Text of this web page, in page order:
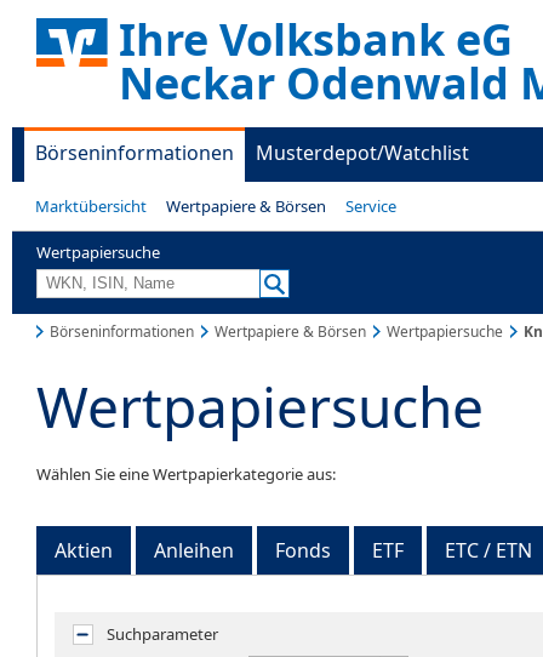
Ihre Volksbank eG
Neckar Odenwald
Börseninformationen Musterdepot/Watchlist
Marktübersicht Wertpapiere & Börsen Service
Wertpapiersuche
Börseninformationen Wertpapiere & Börsen Wertpapiersuche
Wertpapiersuche
Wählen Sie eine Wertpapierkategorie aus:
Aktien Anleihen Fonds ETF ETC / ETN
Suchparameter